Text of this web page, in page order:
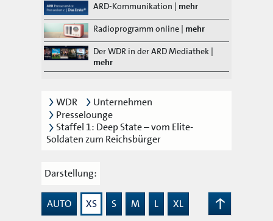
ARD-Kommunikation | mehr
Radioprogramm online | mehr
Der WDR in der ARD Mediathek |
mehr
WDR
Unternehmen
Presselounge
Staffel 1: Deep State – vom Elite-
Soldaten zum Reichsbürger
Darstellung:
AUTO XS S M L
XL